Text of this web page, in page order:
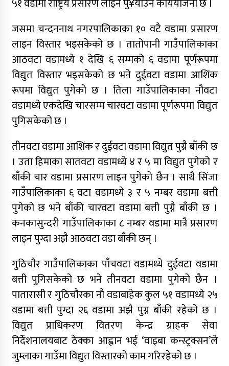
कर्णालीमा मन्त्रालय भागबण्डामै अड्कियो शाही
सरकार
५१ वडामा राष्ट्रिय प्रसारण लाइन पु¥याउने कार्ययोजना छ ।
जसमा चन्दननाथ नगरपालिकाका १० वटै वडामा प्रसारण
लाइन विस्तार भइसकेको छ । तातोपानी गाउँपालिकाका
आठवटा वडामध्ये १ देखि ६ सम्मको ६ वडामा पूर्णरूपमा
विद्युत विस्तार भइसकेको छ भने दुईवटा वडामा आशिंक
रूपमा विद्युत पुगेको छ । तिला गाउँपालिकाका नौवटा
वडामध्ये एकदेखि चारसम्म चारवटा वडामा पूर्णरूपमा विद्युत
पुगिसकेको छ ।
तीनवटा वडामा आशिंक र दुईवटा वडामा विद्युत पुग्नै बाँकी छ
। उता हिमाका सातवटा वडामध्ये ४ र ५ मा विद्युत पुगेको र
बाँकी चार वडामा प्रसारण लाइन पुगेको छैन । साथै सिंजा
गाउँपालिकाका ६ वटा वडामध्ये ३ र ५ नम्बर वडामा बत्ती
पुगेको छ भने बाँकी चारवटा वडामा बत्ती पुग्नै बाँकी छ ।
कनकासुन्दरी गाउँपालिकाका ८ नम्बर वडामा मात्रै प्रसारण
लाइन पुग्दा अझै आठवटा वडा बाँकी छन् ।
गुठिचौर गाउँपालिकाका पाँचवटा वडामध्ये दुईवटा वडामा
बत्ती पुगिसकेको छ भने तीनवटा वडामा पुगेको छैन ।
पातारासी र गुठिचौरका नौ वडाबाहेक कुल ५१ वडामध्ये २५
वडामा बत्ती पुग्दा २६ वडामा अझै पुग्न बाँकी रहेको छ ।
विद्युत प्राधिकरण वितरण केन्द्र ग्राहक सेवा
निर्देशनालयबाट ठेक्का आह्वान भई ‘वाइबा कन्स्ट्रक्सन’ले
जुम्लाका गाउँमा विद्युत विस्तारको काम गरिरहेको छ ।